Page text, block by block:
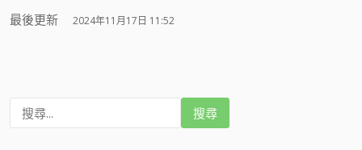
最後更新 2024年11月17日 11:52